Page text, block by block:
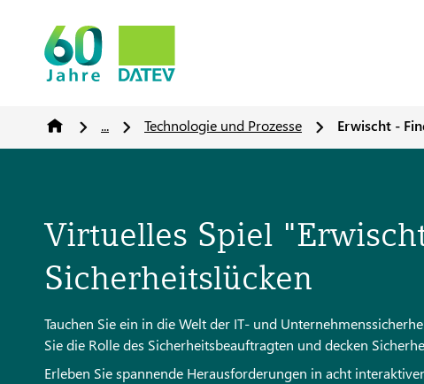
... Technologie und Prozesse Erwischt -
Virtuelles Spiel
Sicherheitslücken
Tauchen Sie ein in die Welt der IT- und
Sie die Rolle des Sicherheitsbeauftragten und decken
Erleben Sie spannende Herausforderungen in acht